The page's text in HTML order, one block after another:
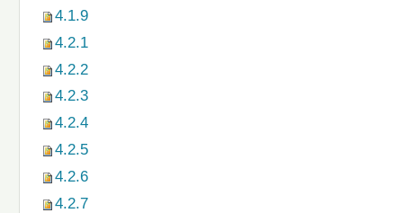
4.1.9
4.2.1
4.2.2
4.2.3
4.2.4
4.2.5
4.2.6
4.2.7